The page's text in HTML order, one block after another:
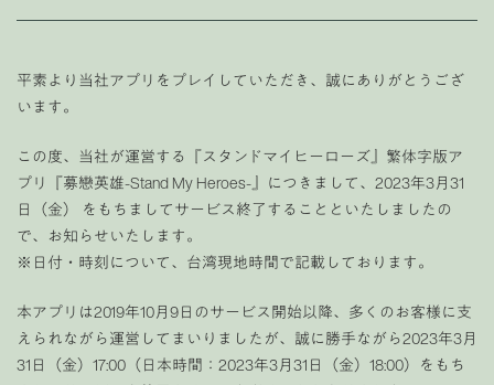
平素より当社アプリをプレイしていただき、誠にありがとうござ
います。
この度、当社が運営する『スタンドマイヒーローズ』繁体字版ア
プリ『募戀英雄-Stand My Heroes-』につきまして、2023年3月31
日（金） をもちましてサービス終了することといたしましたの
で、お知らせいたします。
※日付・時刻について、台湾現地時間で記載しております。
本アプリは2019年10月9日のサービス開始以降、多くのお客様に支
えられながら運営してまいりましたが、誠に勝手ながら2023年3月
31日（金）17:00（日本時間：2023年3月31日（金）18:00）をもち